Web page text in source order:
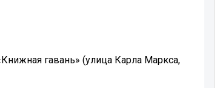
гавань» (улица Карла Маркса,